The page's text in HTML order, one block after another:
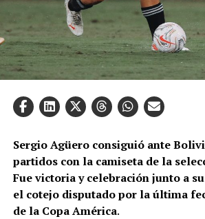
Sergio Agüero consiguió ante
partidos con la camiseta de la
Fue victoria y celebración junto a
el cotejo disputado por la última
de la Copa América.